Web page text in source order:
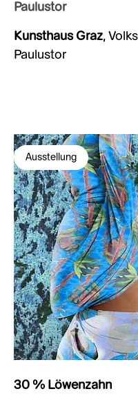
Paulustor
Kunsthaus Graz,
Paulustor
Ausstellung
30 % Löwenzahn